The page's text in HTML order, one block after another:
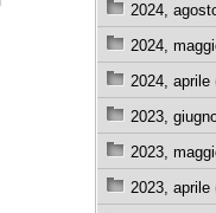
2024,
2024,
2024, aprile
2023,
2023,
2023, aprile